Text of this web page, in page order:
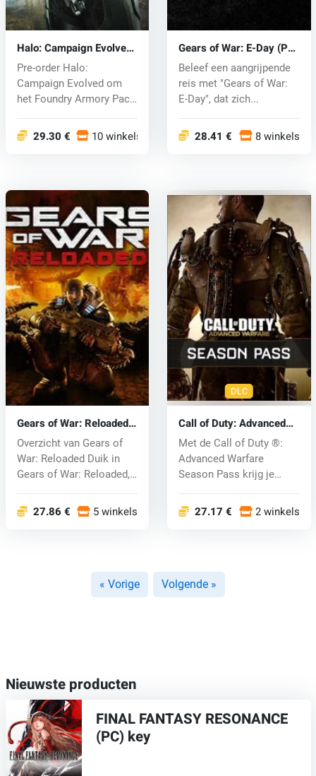
Halo: Campaign Evolved
(PC) key
Pre-order Halo:
Campaign Evolved om
het Foundry Armory Pack
29.30 € 10 winkels
Gears of War: E-Day (PC)
key
Beleef een aangrijpende
reis met "Gears of War:
E-Day", dat zich...
28.41 € 8 winkels
Gears of War: Reloaded
(PC) key
Overzicht van Gears of
War: Reloaded Duik in
Gears of War: Reloaded,
27.86 € 5 winkels
DLC
Call of Duty: Advanced
Warfare Season Pass
(PC) CD key
Met de Call of Duty ®:
Advanced Warfare
Season Pass krijg je
27.17 € 2 winkels
« Vorige Volgende »
Nieuwste producten
FINAL FANTASY RESONANCE
(PC) key